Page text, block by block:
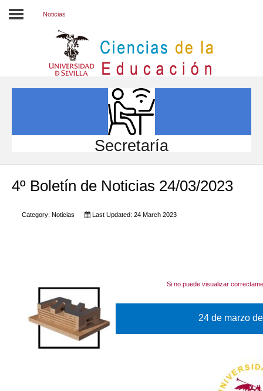
INVESTIGACIÓN
INTERNACIONAL
Directorio FCCE
Noticias
Secretaría
4º Boletín de Noticias 24/03/2023
Category: Noticias Last Updated: 24 March 2023
Si no puede visualizar
24 de marzo